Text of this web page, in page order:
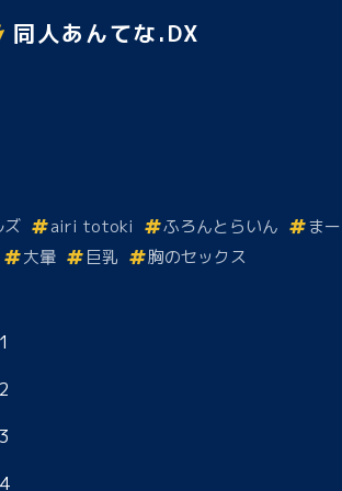
同人あんてな.DX
ズ airi totoki ふろんとらいん ま
大暈 巨乳 胸のセックス